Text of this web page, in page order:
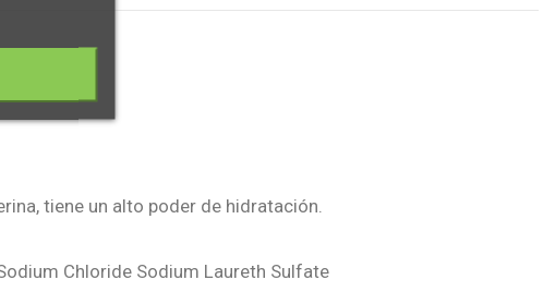
tiene un alto poder de hidratación.
Chloride Sodium Laureth Sulfate